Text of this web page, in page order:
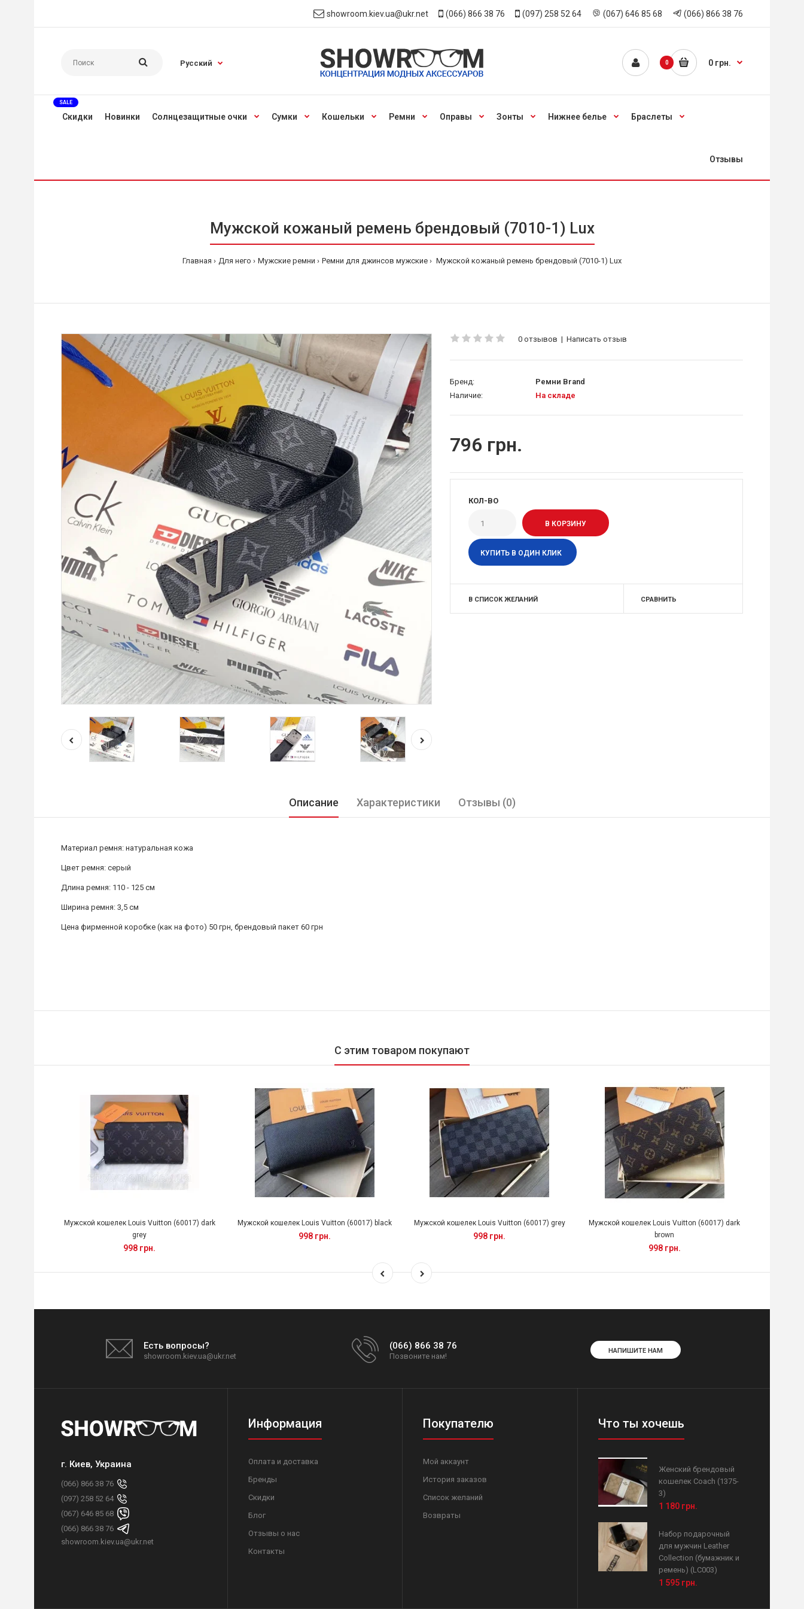
showroom.kiev.ua@ukr.net (066) 866 38 76 (097) 258 52 64 (067) 646 85 68 (066) 866 38 76
Русский 0 0 грн.
Скидки
SALE
Новинки Солнцезащитные очки Сумки Кошельки Ремни Оправы Зонты Нижнее белье Браслеты
Отзывы
Мужской кожаный ремень брендовый (7010-1) Lux
Главная Для него Мужские ремни Ремни для джинсов мужские Мужской кожаный ремень брендовый (7010-1) Lux
0 отзывов | Написать отзыв
Бренд:
Ремни Brand
Наличие:
На складе
796 грн.
КОЛ-ВО
КУПИТЬ В ОДИН КЛИК
В СПИСОК ЖЕЛАНИЙ СРАВНИТЬ
Описание Характеристики Отзывы (0)
Материал ремня: натуральная кожа
Цвет ремня: серый
Длина ремня: 110 - 125 см
Ширина ремня: 3,5 см
Цена фирменной коробке (как на фото) 50 грн, брендовый пакет 60 грн
С этим товаром покупают
Мужской кошелек Louis Vuitton (60017) dark
grey
998 грн.
Мужской кошелек Louis Vuitton (60017) black
998 грн.
Мужской кошелек Louis Vuitton (60017) grey
998 грн.
Мужской кошелек Louis Vuitton (60017) dark
brown
998 грн.
Есть вопросы?
showroom.kiev.ua@ukr.net
(066) 866 38 76
Позвоните нам!
НАПИШИТЕ НАМ
г. Киев, Украина
(066) 866 38 76
(097) 258 52 64
(067) 646 85 68
(066) 866 38 76
showroom.kiev.ua@ukr.net
Информация
Оплата и доставка
Бренды
Скидки
Блог
Отзывы о нас
Контакты
Покупателю
Мой аккаунт
История заказов
Список желаний
Возвраты
Что ты хочешь
Женский брендовый
кошелек Coach (1375-
3)
1 180 грн.
Набор подарочный
для мужчин Leather
Collection (бумажник и
ремень) (LC003)
1 595 грн.